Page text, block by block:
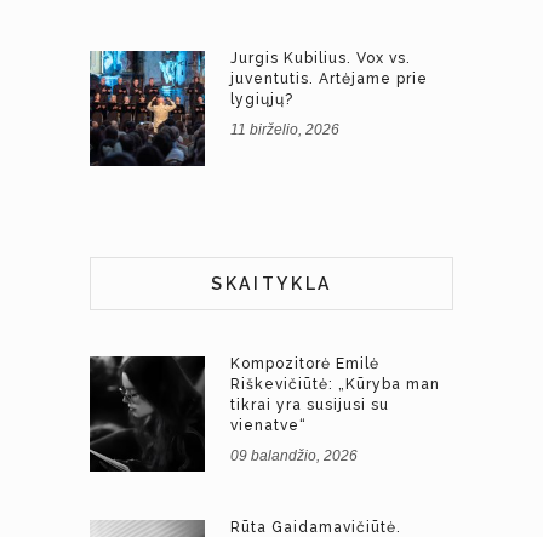
Jurgis Kubilius. Vox vs.
juventutis. Artėjame prie
lygiųjų?
11 birželio, 2026
SKAITYKLA
Kompozitorė Emilė
Riškevičiūtė: „Kūryba man
tikrai yra susijusi su
vienatve“
09 balandžio, 2026
Rūta Gaidamavičiūtė.